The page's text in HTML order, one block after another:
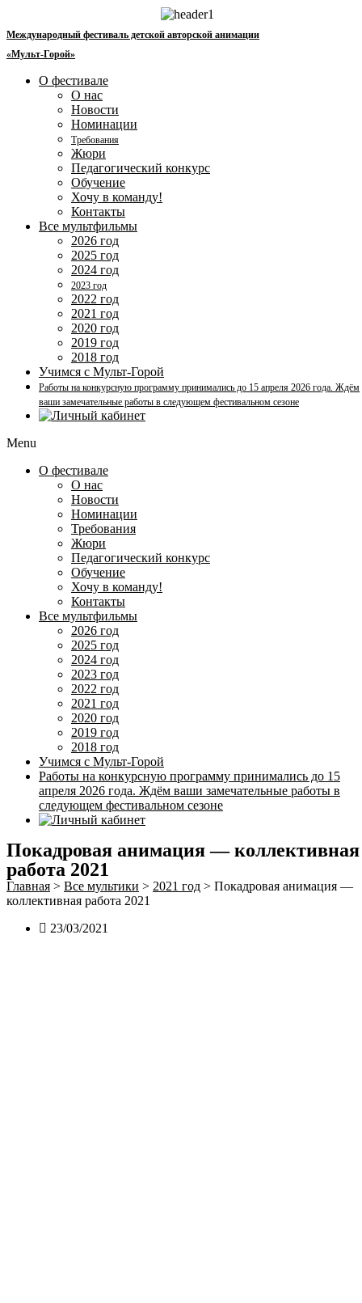
содержимому
Международный фестиваль детской авторской анимации
«Мульт-Горой»
О фестивале
О нас
Новости
Номинации
Требования
Жюри
Педагогический конкурс
Обучение
Хочу в команду!
Контакты
Все мультфильмы
2026 год
2025 год
2024 год
2023 год
2022 год
2021 год
2020 год
2019 год
2018 год
Учимся с Мульт-Горой
Работы на конкурсную программу принимались до 15 апреля 2026 года. Ждём
ваши замечательные работы в следующем фестивальном сезоне
Menu
О фестивале
О нас
Новости
Номинации
Требования
Жюри
Педагогический конкурс
Обучение
Хочу в команду!
Контакты
Все мультфильмы
2026 год
2025 год
2024 год
2023 год
2022 год
2021 год
2020 год
2019 год
2018 год
Учимся с Мульт-Горой
Работы на конкурсную программу принимались до 15
апреля 2026 года. Ждём ваши замечательные работы в
следующем фестивальном сезоне
Покадровая анимация — коллективная
работа 2021
Главная > Все мультики > 2021 год > Покадровая анимация —
коллективная работа 2021
23/03/2021